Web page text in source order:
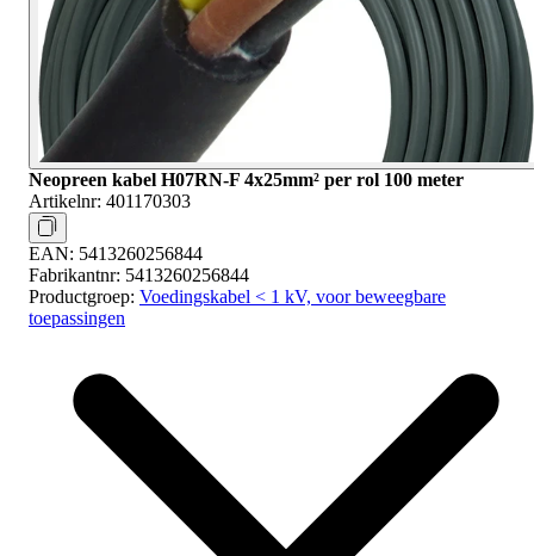
Neopreen kabel H07RN-F 4x25mm² per rol 100 meter
Artikelnr: 401170303
EAN: 5413260256844
Fabrikantnr: 5413260256844
Productgroep: Voedingskabel < 1 kV, voor beweegbare
toepassingen